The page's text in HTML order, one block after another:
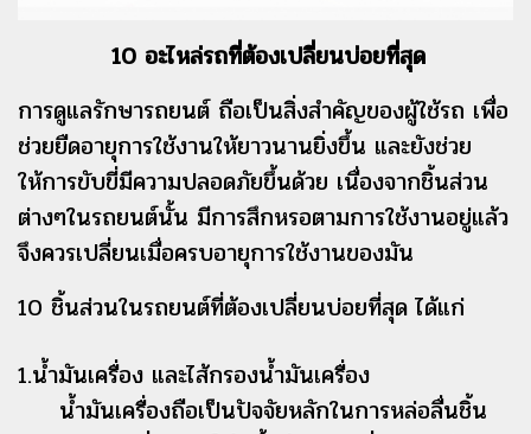
10 อะไหล่รถที่ต้องเปลี่ยนบ่อยที่สุด
การดูแลรักษารถยนต์ ถือเป็นสิ่งสำคัญของผู้ใช้รถ เพื่อ
ช่วยยืดอายุการใช้งานให้ยาวนานยิ่งขึ้น และยังช่วย
ให้การขับขี่มีความปลอดภัยขึ้นด้วย เนื่องจากชิ้นส่วน
ต่างๆในรถยนต์นั้น มีการสึกหรอตามการใช้งานอยู่แล้ว
จึงควรเปลี่ยนเมื่อครบอายุการใช้งานของมัน
10 ชิ้นส่วนในรถยนต์ที่ต้องเปลี่ยนบ่อยที่สุด ได้แก่
1.น้ำมันเครื่อง และไส้กรองน้ำมันเครื่อง
น้ำมันเครื่องถือเป็นปัจจัยหลักในการหล่อลื่นชิ้น